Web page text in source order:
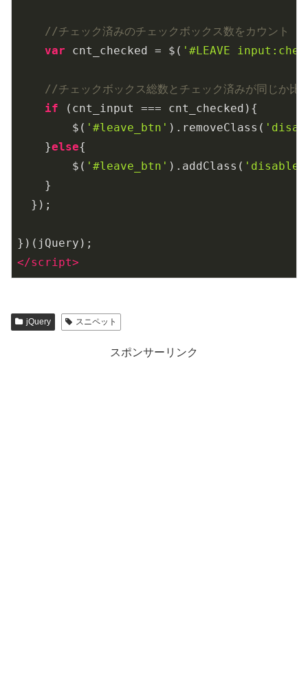
//チェック済みのチェックボックス数をカウント
var cnt_checked = $( '#LEAVE
//チェックボックス総数とチェック済みが同じか比
if (cnt_input === cnt_checked){
        $(
'#leave_btn' ).removeClass(
    }
else{
        $(
'#leave_btn' ).addClass(
    }
  });
</script>
jQuery スニペット
スポンサーリンク